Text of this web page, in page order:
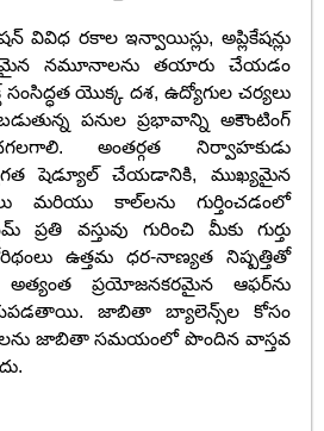
రకాల ఇన్వాయిస్లు, అప్లికేషన్లు
నమూనాలను తయారు చేయడం
సంసిద్ధత యొక్క దశ, ఉద్యోగుల చర్యలు
పనుల ప్రభావాన్ని అకౌంటింగ్
అంతర్గత నిర్వాహకుడు
షెడ్యూల్ చేయడానికి, ముఖ్యమైన
మరియు కాల్‌లను గుర్తించడంలో
వస్తువు గురించి మీకు గుర్తు
ఉత్తమ ధర-నాణ్యత నిష్పత్తితో
అత్యంత ప్రయోజనకరమైన ఆఫర్‌ను
జాబితా బ్యాలెన్స్‌ల కోసం
జాబితా సమయంలో పొందిన వాస్తవ